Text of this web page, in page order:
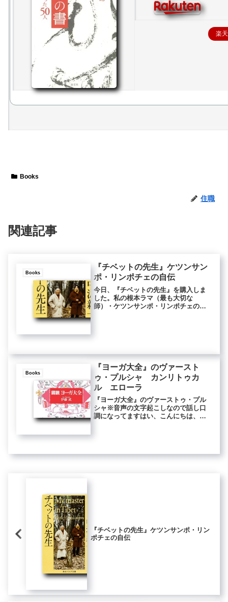
楽
Books
住職
関連記事
Books
『チベットの先生』ケツンサン
ポ・リンポチェの自伝
今日、『チベットの先生』を購入しま
した。私の根本ラマ（最も大切な
師）・ケツンサンポ・リンポチェの自
Books
『ヨーガ大全』のヴァースト
ゥ・プルシャ カンリトゥカ
ル エローラ
『ヨーガ大全』のヴァーストゥ・プル
シャ※音声の文字起こしなので話し口
調になってますはい、こんにちは、天
は...
『チベットの先生』ケツンサンポ・リン
ポチェの自伝